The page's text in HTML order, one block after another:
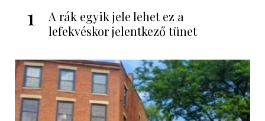
1
A rák egyik jele lehet ez a
lefekvéskor jelentkező tünet